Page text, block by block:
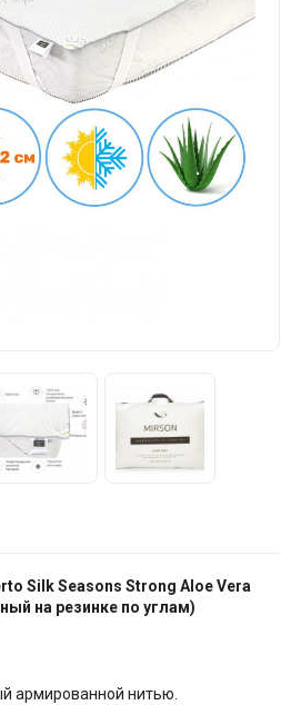
SilkSeasons Strong Aloe Vera
на резинке по углам)
армированной нитью.